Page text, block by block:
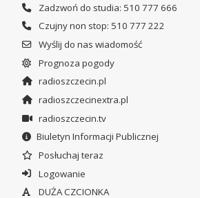
Zadzwoń do studia: 510 777 666
Czujny non stop: 510 777 222
Wyślij do nas wiadomość
Prognoza pogody
radioszczecin.pl
radioszczecinextra.pl
radioszczecin.tv
Biuletyn Informacji Publicznej
Posłuchaj teraz
Logowanie
DUŻA CZCIONKA